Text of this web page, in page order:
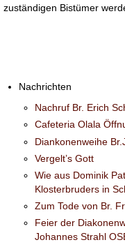
zuständigen Bistümer
Nachrichten
Nachruf Br. Erich
Cafeteria Olala
Diankonenweihe
Vergelt’s Gott
Wie aus Dominik
Klosterbruders in
Zum Tode von Br.
Feier der
Johannes Strahl